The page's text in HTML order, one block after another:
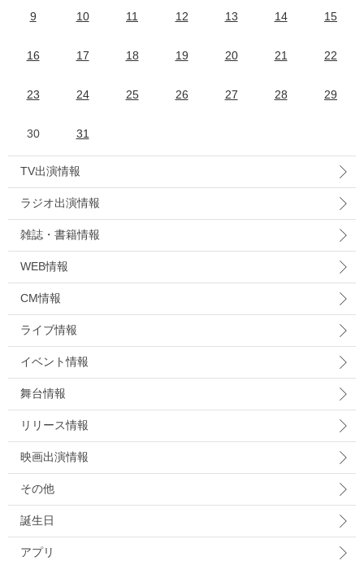
9 10 11 12 13 14 15
16 17 18 19 20 21 22
23 24 25 26 27 28 29
30 31
TV出演情報
ラジオ出演情報
雑誌・書籍情報
WEB情報
CM情報
ライブ情報
イベント情報
舞台情報
リリース情報
映画出演情報
その他
誕生日
アプリ